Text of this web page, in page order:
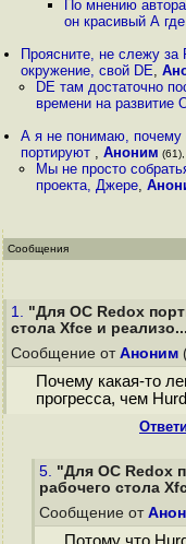
По мнению
он красивый А
Проясните, не слежу
окружение, свой DE,
DE там достаточно
времени на развитие
А я не понимаю, почему
портируют ,Аноним
Мы не просто
проекта, Джере,
Сообщения
1. "Для ОС Redox
стола Xfce и
Сообщение от Аноним
Почему какая-то
прогресса, чем
5. "Для ОС Redox
рабочего стола
Сообщение от